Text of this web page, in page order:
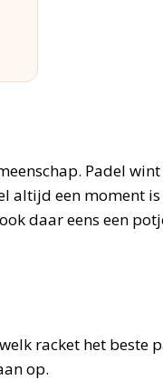
Padel
altijd een moment
daar eens een
racket het beste
op.